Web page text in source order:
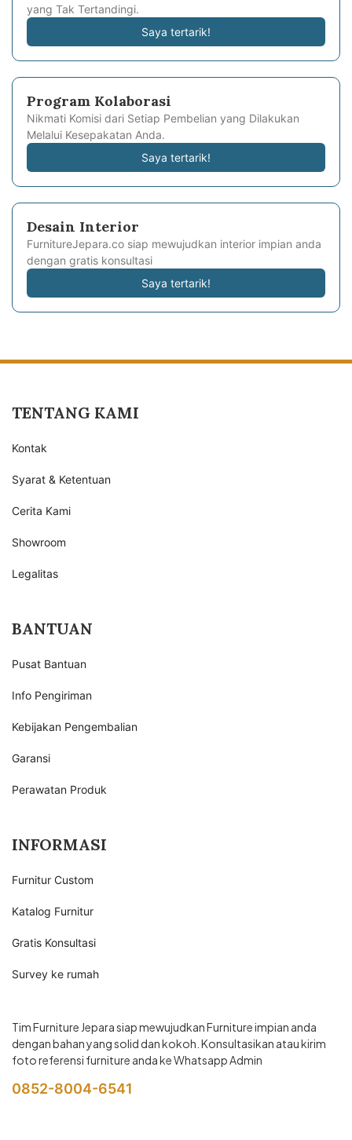
yang Tak Tertandingi.
Saya tertarik!
Program Kolaborasi
Nikmati Komisi dari Setiap Pembelian yang Dilakukan
Melalui Kesepakatan Anda.
Saya tertarik!
Desain Interior
FurnitureJepara.co siap mewujudkan interior impian anda
dengan gratis konsultasi
Saya tertarik!
TENTANG KAMI
Kontak
Syarat & Ketentuan
Cerita Kami
Showroom
Legalitas
BANTUAN
Pusat Bantuan
Info Pengiriman
Kebijakan Pengembalian
Garansi
Perawatan Produk
INFORMASI
Furnitur Custom
Katalog Furnitur
Gratis Konsultasi
Survey ke rumah
Tim Furniture Jepara siap mewujudkan Furniture impian anda
dengan bahan yang solid dan kokoh. Konsultasikan atau kirim
foto referensi furniture anda ke Whatsapp Admin
0852-8004-6541